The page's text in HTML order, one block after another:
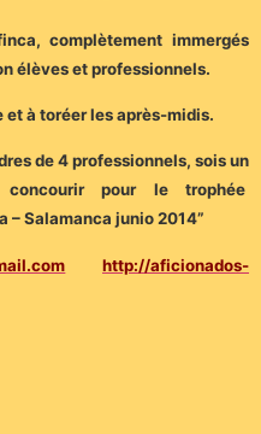
complètement immergés
élèves et professionnels.
et à toréer les après-midis.
de 4 professionnels, sois un
pour le trophée
– Salamanca junio 2014”
http://aficionados-